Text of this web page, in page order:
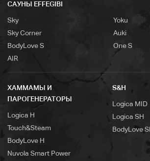
САУНЫ EFFEGIBI
Sky
Sky Corner
BodyLove S
AIR
Yoku
Auki
One S
ХАММАМЫ И
ПАРОГЕНЕРАТОРЫ
Logica H
Touch&Steam
BodyLove H
Nuvola Smart Power
S&H
Logica MID
Logica SH
BodyLove